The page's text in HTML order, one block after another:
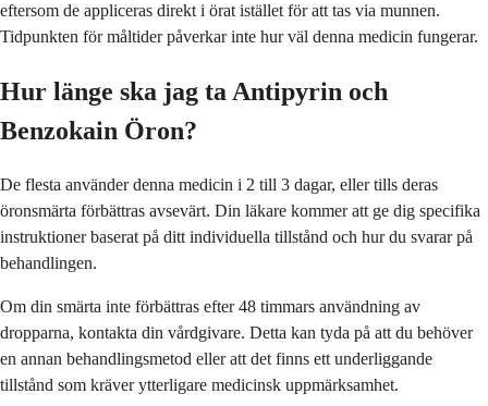
eftersom de appliceras direkt i örat istället för att tas via munnen.
Tidpunkten för måltider påverkar inte hur väl denna medicin fungerar.
Hur länge ska jag ta Antipyrin och
Benzokain Öron?
De flesta använder denna medicin i 2 till 3 dagar, eller tills deras
öronsmärta förbättras avsevärt. Din läkare kommer att ge dig specifika
instruktioner baserat på ditt individuella tillstånd och hur du svarar på
behandlingen.
Om din smärta inte förbättras efter 48 timmars användning av
dropparna, kontakta din vårdgivare. Detta kan tyda på att du behöver
en annan behandlingsmetod eller att det finns ett underliggande
tillstånd som kräver ytterligare medicinsk uppmärksamhet.